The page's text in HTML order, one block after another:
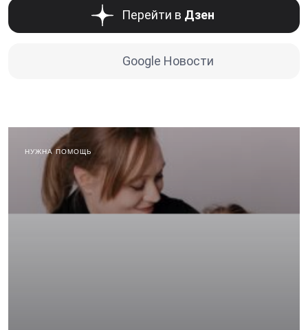
Перейти в Дзен
Google Новости
НУЖНА ПОМОЩЬ